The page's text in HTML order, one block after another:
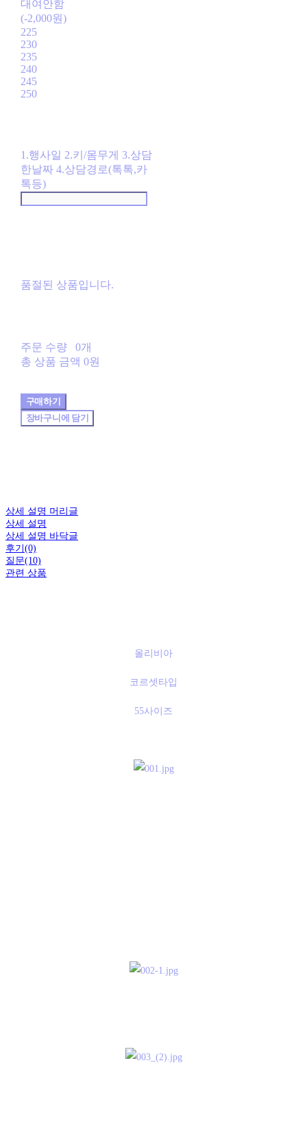
대여안함
(-2,000원)
225
230
235
240
245
250
1.행사일 2.키/몸무게 3.상담
한날짜 4.상담경로(톡톡,카
톡등)
품절된 상품입니다.
주문 수량
0개
총 상품 금액 0원
구매하기
장바구니에 담기
상세 설명 머리글
상세 설명
상세 설명 바닥글
후기(0)
질문(10)
관련 상품
올리비아
코르셋타입
55사이즈